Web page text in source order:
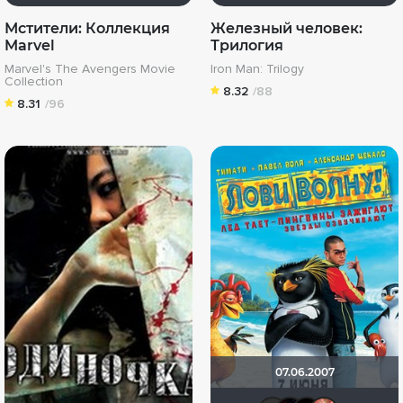
Мстители: Коллекция
Marvel
Marvel's The Avengers Movie
Collection
8.31 /96
Железный человек:
Трилогия
Iron Man: Trilogy
8.32 /88
07.06.2007